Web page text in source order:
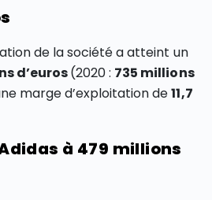
de la société a atteint un
d’euros(2020 : 735 millions
marge d’exploitation de11,7
à 479 millions